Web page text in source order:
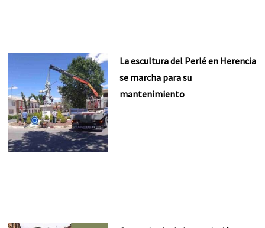
La escultura del Perlé en Herencia
se marcha para su
mantenimiento